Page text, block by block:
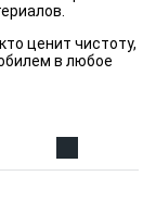
ценит чистоту,
в любое